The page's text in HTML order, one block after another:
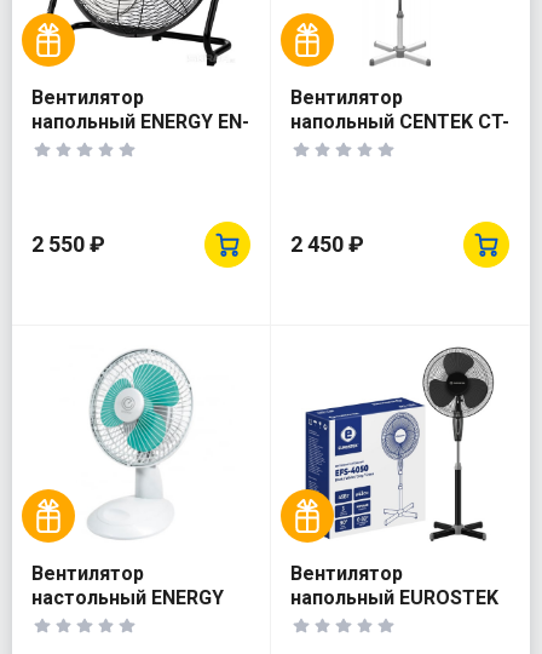
Вентилятор
напольный ENERGY EN-
1670
2 550 ₽
Вентилятор
напольный CENTEK CT-
5021
2 450 ₽
Вентилятор
настольный ENERGY
EN-0603
Вентилятор
напольный EUROSTEK
EFS-4050